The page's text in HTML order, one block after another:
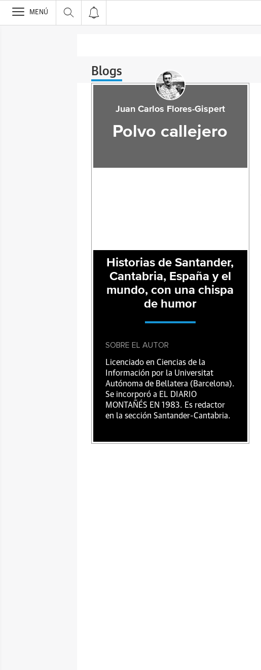
>
MENÚ
Blogs
Juan Carlos Flores-Gispert
Polvo callejero
Historias de Santander,
Cantabria, España y el
mundo, con una chispa
de humor
SOBRE EL AUTOR
Licenciado en Ciencias de la
Información por la Universitat
Autónoma de Bellatera (Barcelona).
Se incorporó a EL DIARIO
MONTAÑÉS EN 1983. Es redactor
en la sección Santander-Cantabria.